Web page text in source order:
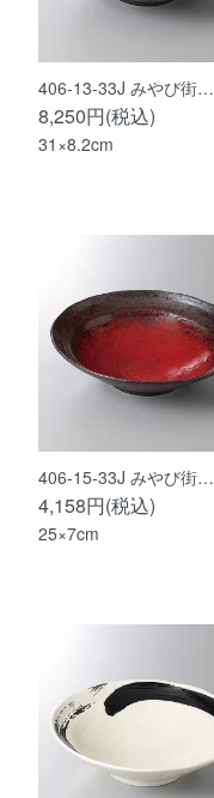
406-13-33J みやび街…
8,250円(税込)
31×8.2cm
406-15-33J みやび街…
4,158円(税込)
25×7cm